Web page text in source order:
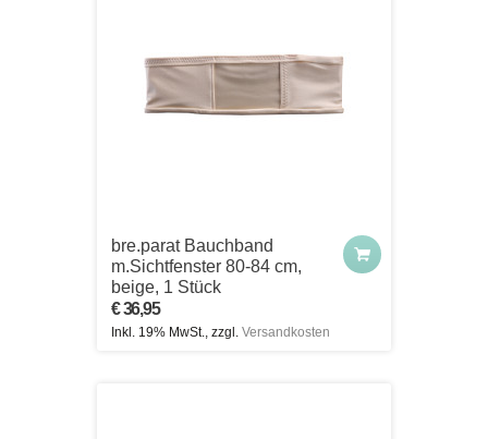
bre.parat Bauchband
m.Sichtfenster 80-84 cm,
beige, 1 Stück
€ 36,95
Inkl. 19% MwSt., zzgl. Versandkosten